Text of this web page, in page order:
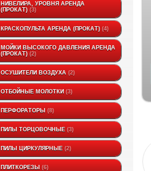
НИВЕЛИРА, УРОВНЯ АРЕНДА
(ПРОКАТ) 3
КРАСКОПУЛЬТА АРЕНДА (ПРОКАТ) 4
МОЙКИ ВЫСОКОГО ДАВЛЕНИЯ АРЕНДА
(ПРОКАТ) 2
ОСУШИТЕЛИ ВОЗДУХА 2
ОТБОЙНЫЕ МОЛОТКИ 3
ПЕРФОРАТОРЫ 8
ПИЛЫ ТОРЦОВОЧНЫЕ 3
ПИЛЫ ЦИРКУЛЯРНЫЕ 2
ПЛИТКОРЕЗЫ 6